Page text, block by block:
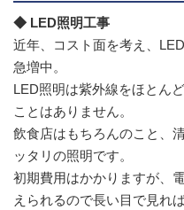
◆ LED照明工事
近年、コスト面を考え、
急増中。
LED照明は紫外線をほとん
ことはありません。
飲食店はもちろんのこと、
ッタリの照明です。
初期費用はかかりますが、
えられるので長い目で見れ